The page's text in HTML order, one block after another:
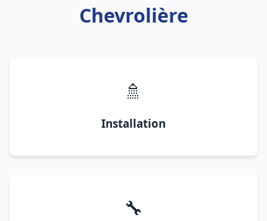
Chevrolière
🚿
Installation
🔧